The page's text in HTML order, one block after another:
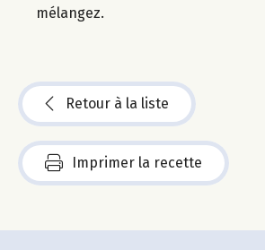
mélangez.
Retour à la liste
Imprimer la recette